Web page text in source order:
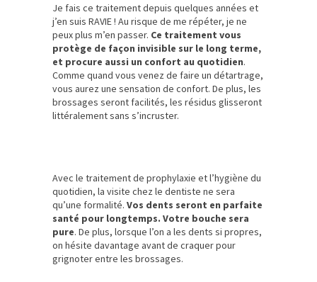
Je fais ce traitement depuis quelques années et
j’en suis RAVIE ! Au risque de me répéter, je ne
peux plus m’en passer. Ce traitement vous
protège de façon invisible sur le long terme,
et procure aussi un confort au quotidien.
Comme quand vous venez de faire un détartrage,
vous aurez une sensation de confort. De plus, les
brossages seront facilités, les résidus glisseront
littéralement sans s’incruster.
Avec le traitement de prophylaxie et l’hygiène du
quotidien, la visite chez le dentiste ne sera
qu’une formalité. Vos dents seront en parfaite
santé pour longtemps. Votre bouche sera
pure. De plus, lorsque l’on a les dents si propres,
on hésite davantage avant de craquer pour
grignoter entre les brossages.